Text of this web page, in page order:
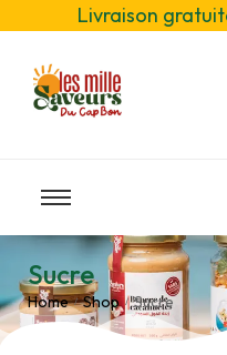
Livraison
Sucre
Home / Shop / Sucre